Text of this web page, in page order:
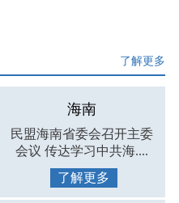
了解更多
海南
民盟海南省委会召开主委
会议 传达学习中共海....
了解更多